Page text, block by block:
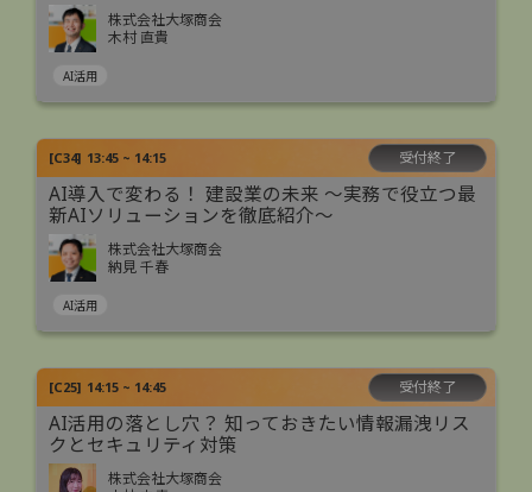
株式会社大塚商会
木村 直貴
AI活用
[C34] 13:45 ~ 14:15 受付終了
AI導入で変わる！ 建設業の未来 ～実務で役立つ最
新AIソリューションを徹底紹介～
株式会社大塚商会
納見 千春
AI活用
[C25] 14:15 ~ 14:45 受付終了
AI活用の落とし穴？ 知っておきたい情報漏洩リス
クとセキュリティ対策
株式会社大塚商会